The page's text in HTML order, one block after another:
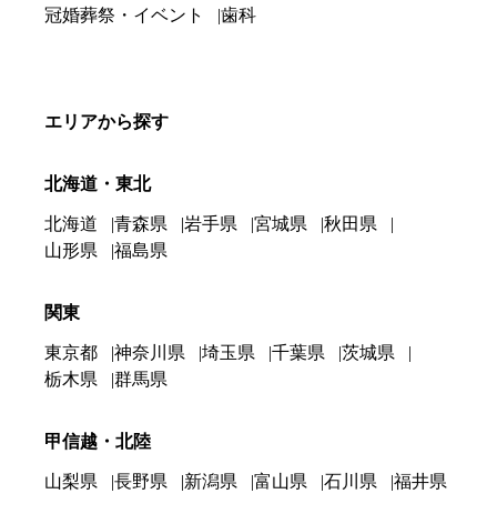
冠婚葬祭・イベント
歯科
エリアから探す
北海道・東北
北海道 青森県 岩手県 宮城県
秋田県
山形県
福島県
関東
東京都 神奈川県 埼玉県 千葉県
茨城県
栃木県
群馬県
甲信越・北陸
山梨県 長野県 新潟県 富山県 石川県 福井県